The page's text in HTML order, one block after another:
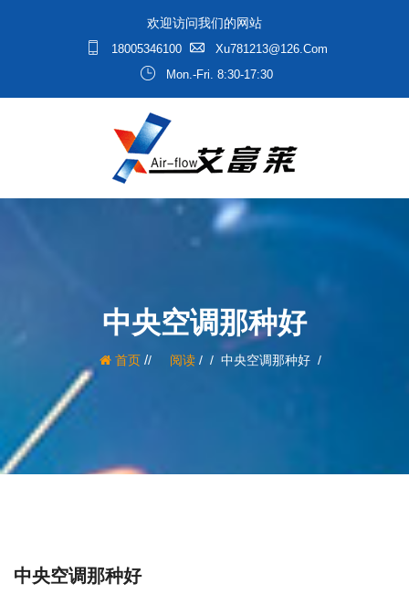
欢迎访问我们的网站
18005346100
Xu781213@126.com
Mon.-Fri. 8:30-17:30
中央空调那种好
首页/ 阅读/ 中央空调那种好
中央空调那种好